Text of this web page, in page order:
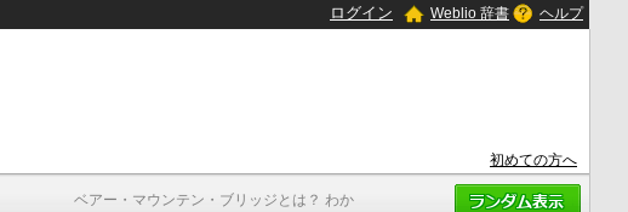
ベアー・マウンテン・ブリッジとは？ わか
ログイン Weblio 辞書 ヘルプ
初めての方へ